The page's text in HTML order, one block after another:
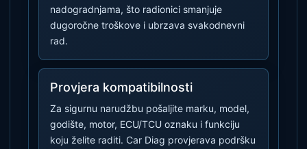
nadogradnjama, što radionici smanjuje
dugoročne troškove i ubrzava svakodnevni
rad.
Provjera kompatibilnosti
Za sigurnu narudžbu pošaljite marku, model,
godište, motor, ECU/TCU oznaku i funkciju
koju želite raditi. Car Diag provjerava podršku